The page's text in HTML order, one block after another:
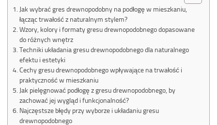
Jak wybrać gres drewnopodobny na podłogę w mieszkaniu,
łącząc trwałość z naturalnym stylem?
Wzory, kolory i formaty gresu drewnopodobnego dopasowane
do różnych wnętrz
Techniki układania gresu drewnopodobnego dla naturalnego
efektu i estetyki
Cechy gresu drewnopodobnego wpływające na trwałość i
praktyczność w mieszkaniu
Jak pielęgnować podłogę z gresu drewnopodobnego, by
zachować jej wygląd i funkcjonalność?
Najczęstsze błędy przy wyborze i układaniu gresu
drewnopodobnego